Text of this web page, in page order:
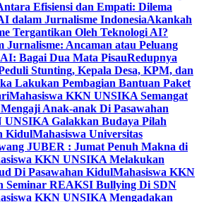
Efisiensi dan Empati: Dilema
dalam Jurnalisme IndonesiaAkankah
Tergantikan Oleh Teknologi AI?
Jurnalisme: Ancaman atau Peluang
Bagai Dua Mata PisauRedupnya
Stunting, Kepala Desa, KPM, dan
Lakukan Pembagian Bantuan Paket
Mahasiswa KKN UNSIKA Semangat
Anak-anak Di Pasawahan
UNSIKA Galakkan Budaya Pilah
KidulMahasiswa Universitas
JUBER : Jumat Penuh Makna di
KKN UNSIKA Melakukan
Di Pasawahan KidulMahasiswa KKN
Seminar REAKSI Bullying Di SDN
KKN UNSIKA Mengadakan